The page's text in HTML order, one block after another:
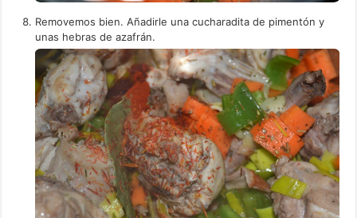
Removemos bien. Añadirle una cucharadita de pimentón y
unas hebras de azafrán.